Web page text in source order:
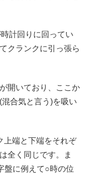
計回りに回ってい
クランクに引っ張ら
開いており、ここか
合気と言う)を吸い
上端と下端をそれぞ
全く同じです。ま
盤に例えて○時の位